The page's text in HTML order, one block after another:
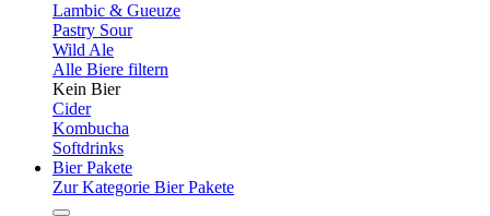
Lambic & Gueuze
Pastry Sour
Wild Ale
Alle Biere filtern
Kein Bier
Cider
Kombucha
Softdrinks
Bier Pakete
Zur Kategorie Bier Pakete